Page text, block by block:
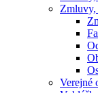
Zmluvy,
Verejné